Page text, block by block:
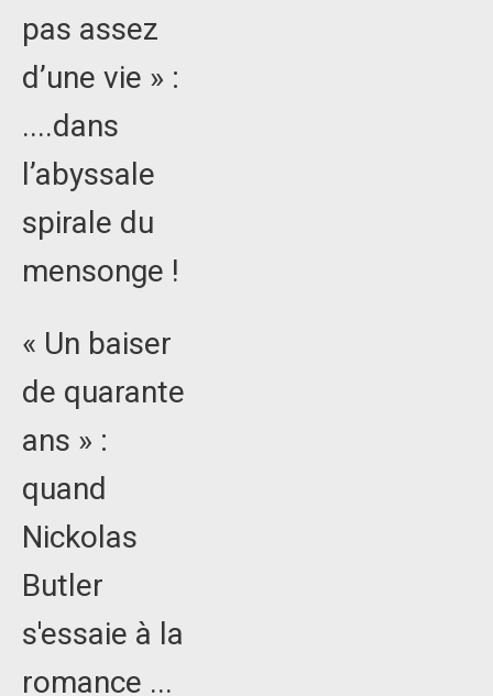
pas assez
d’une vie » :
....dans
l’abyssale
spirale du
mensonge !
« Un baiser
de quarante
ans » :
quand
Nickolas
Butler
s'essaie à la
romance ...